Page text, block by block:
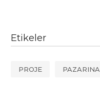
Etikeler
PROJE PAZARINA